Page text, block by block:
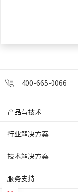
400-665-0066
产品与技术
企业级路由器
网桥
行业解决方案
中小企业
技术解决方案
SD-WAN互联
服务支持